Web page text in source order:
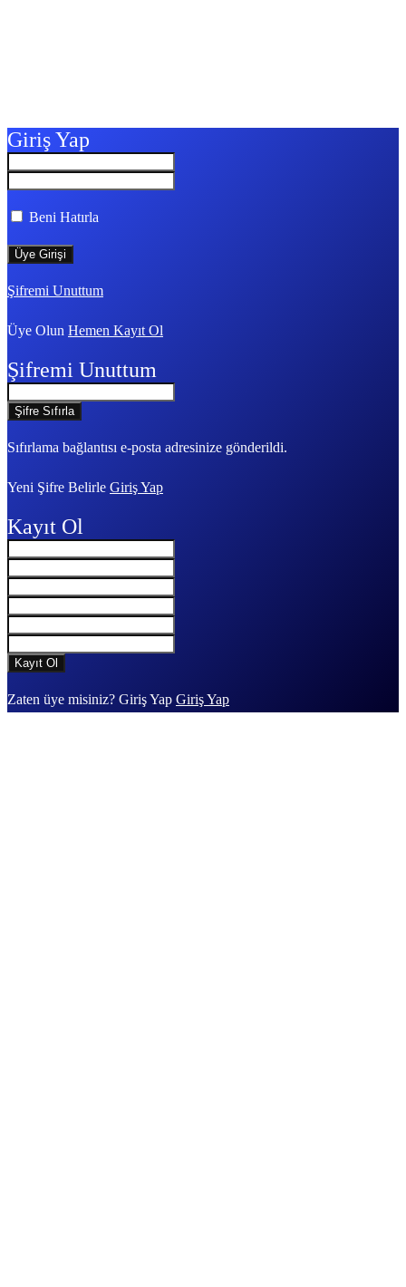
Giriş Yap
Beni Hatırla
Şifremi Unuttum
Üye Olun Hemen Kayıt Ol
Şifremi Unuttum
Sıfırlama bağlantısı e-posta adresinize gönderildi.
Yeni Şifre Belirle Giriş Yap
Kayıt Ol
Zaten üye misiniz? Giriş Yap Giriş Yap